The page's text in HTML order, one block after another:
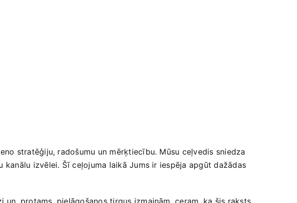
​stratēģiju, radošumu un mērķtiecību. Mūsu ceļvedis sniedza
izvēlei. Šī ceļojuma laikā Jums ir iespēja apgūt dažādas⁤